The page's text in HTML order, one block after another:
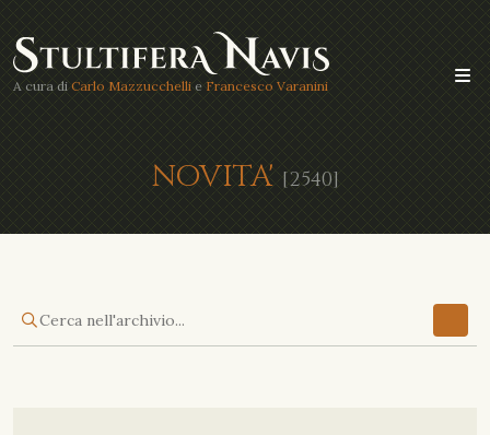
A cura di Carlo Mazzucchelli e Francesco Varanini
NOVITA' [2540]